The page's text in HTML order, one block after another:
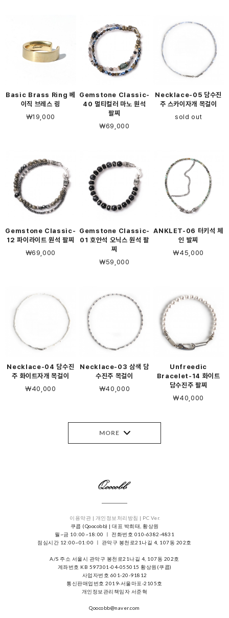
Basic Brass Ring 베
이직 브레스 링
￦19,000
Gemstone Classic-
40 멀티컬러 마노 원석
팔찌
￦69,000
Necklace-05 담수진
주 스카이자개 목걸이
sold out
Gemstone Classic-
12 파이라이트 원석 팔찌
￦69,000
Gemstone Classic-
01 호안석 오닉스 원석 팔
찌
￦59,000
ANKLET-06 터키석 체
인 발찌
￦45,000
Necklace-04 담수진
주 화이트자개 목걸이
￦40,000
Necklace-03 삼색 담
수진주 목걸이
￦40,000
Unfreedic
Bracelet-14 화이트
담수진주 팔찌
￦40,000
MORE
이용약관 | 개인정보처리방침 | PC Ver.
쿠콥 (Qoocobb) | 대표 박희태, 황상원
월~금 10:00~18:00 ㅣ 전화번호 010-6382-4831
점심시간 12:00~01:00 ㅣ 관악구 봉천로21나길 4, 107동 202호
A/S 주소 서울시 관악구 봉천로21나길 4, 107동 202호
계좌번호 KB 597301-04-055015 황상원(쿠콥)
사업자번호 601-20-91812
통신판매업번호 2019-서울마포-2105호
개인정보관리책임자 서준혁
Qoocobb@naver.com